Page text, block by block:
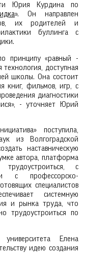
Юрия Курдина по
». Он направлен
их родителей и
буллинга с
принципу «равный -
доступная
школы. Она состоит
книг, фильмов, игр, с
диагностики
- уточняет Юрий
поступила,
из Волгоградской
наставническую
автора, платформа
с
с профессорско-
специалистов
системную
и рынка труда, что
трудоустроиться по
университета Елена
идею создания